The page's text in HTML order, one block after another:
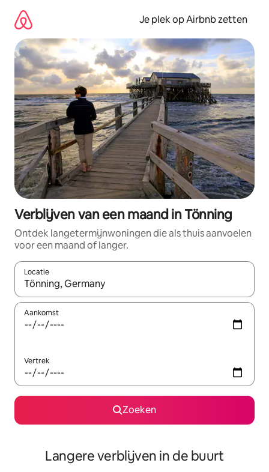
direct
naar
inhoud
Je plek op Airbnb zetten
Verblijven van een maand in Tönning
Ontdek langetermijnwoningen die als thuis aanvoelen
voor een maand of langer.
Locatie
Wanneer er resultaten beschikbaar zijn, maak je een keuze
Aankomst
Vertrek
Zoeken
Langere verblijven in de buurt